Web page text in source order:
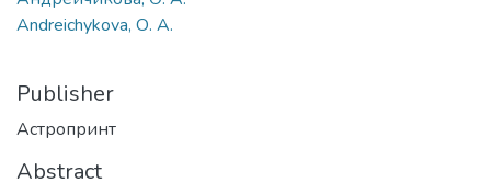
Andreichykova, О. A.
Publisher
Астропринт
Abstract